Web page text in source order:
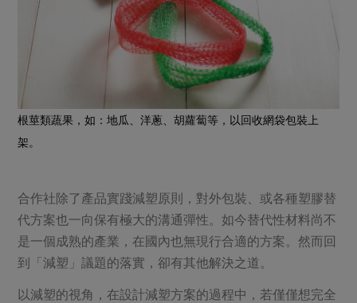
根莖類蔬果，如：地瓜、洋蔥、胡蘿蔔等，以回收網袋包裝上
架。
合作社除了產品實踐減塑原則，對外包裝、或各種塑膠替
代方案也一向保有極大的溝通彈性。如今替代性材料尚不
是一個成熟的產業，在國內也無現行合適的方案。然而回
到「減塑」議題的落實，卻有其他解決之道。
以減塑的視角，在設計減塑方案的過程中，若僅僅想完全